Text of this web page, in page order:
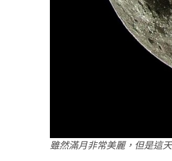
雖然滿月非常美麗，但是這